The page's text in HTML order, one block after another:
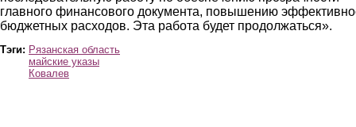
главного финансового документа, повышению
бюджетных расходов. Эта работа будет продолжаться».
Тэги: Рязанская область
майские указы
Ковалев